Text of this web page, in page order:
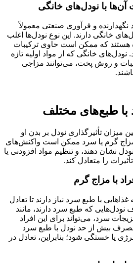
آن‌ها با نودل‌های خانگی
نگهدارنده و فرآوری صنعتی معمولاً
خانگی دارند. این نوع نودل‌ها اغلب
که ممکن است حاوی ترکیبات
نودل‌های خانگی که از مواد اولیه تازه
و روش پخت، می‌توانند مزاجی
با طبع‌های مختلف
میزان تأثیرگذاری نودل بر بدن او
مزاج گرم یا سرد ممکن است واکنش‌های
نشان دهند، و تنظیم مواد افزودنی یا
را متعادل کند.
با مزاج گرم
غذاهایی با طبع سرد نیاز دارند تا تعادل
که طبع سرد دارند، مانند
سرد، می‌تواند برای این افراد
بیش از حد نودل با طبع سرد
یا خستگی شود؛ بنابراین، تعادل در